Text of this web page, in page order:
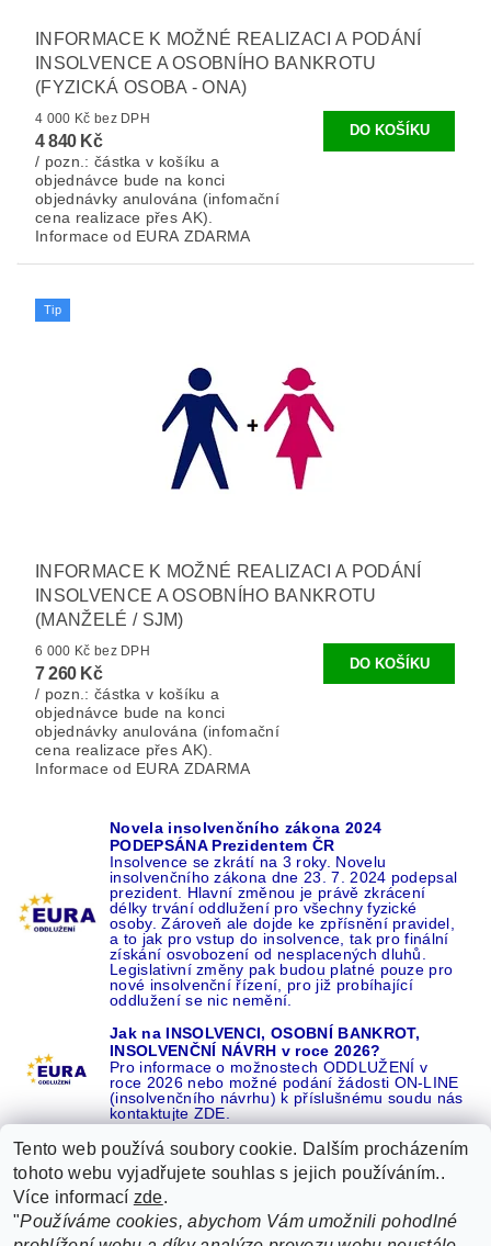
INFORMACE K MOŽNÉ REALIZACI A PODÁNÍ
INSOLVENCE A OSOBNÍHO BANKROTU
(FYZICKÁ OSOBA - ONA)
4 000 Kč bez DPH
4 840 Kč
/ pozn.: částka v košíku a
objednávce bude na konci
objednávky anulována (infomační
cena realizace přes AK).
Informace od EURA ZDARMA
Tip
INFORMACE K MOŽNÉ REALIZACI A PODÁNÍ
INSOLVENCE A OSOBNÍHO BANKROTU
(MANŽELÉ / SJM)
6 000 Kč bez DPH
7 260 Kč
/ pozn.: částka v košíku a
objednávce bude na konci
objednávky anulována (infomační
cena realizace přes AK).
Informace od EURA ZDARMA
Novela insolvenčního zákona 2024
PODEPSÁNA Prezidentem ČR
Insolvence se zkrátí na 3 roky. Novelu
insolvenčního zákona dne 23. 7. 2024 podepsal
prezident. Hlavní změnou je právě zkrácení
délky trvání oddlužení pro všechny fyzické
osoby. Zároveň ale dojde ke zpřísnění pravidel,
a to jak pro vstup do insolvence, tak pro finální
získání osvobození od nesplacených dluhů.
Legislativní změny pak budou platné pouze pro
nové insolvenční řízení, pro již probíhající
oddlužení se nic nemění.
Jak na INSOLVENCI, OSOBNÍ BANKROT,
INSOLVENČNÍ NÁVRH v roce 2026?
Pro informace o možnostech ODDLUŽENÍ v
roce 2026 nebo možné podání žádosti ON-LINE
(insolvenčního návrhu) k příslušnému soudu nás
kontaktujte ZDE.
Recenze o NÁS na GOOGLE 16 let REFERENCÍ v celé ČR |
Recenze o NÁS na SEZNAMU |
Tento web používá soubory cookie. Dalším procházením
tohoto webu vyjadřujete souhlas s jejich používáním..
Více informací zde.
"Používáme cookies, abychom Vám umožnili pohodlné